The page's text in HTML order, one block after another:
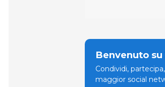
Benvenuto su
Condividi,
maggior social